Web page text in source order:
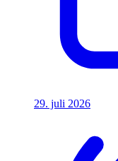
29. juli 2026